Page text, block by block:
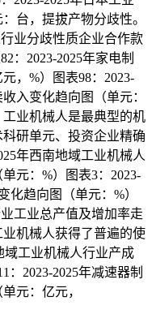
台，提拔产物分歧性。
业分歧性质企业合作款
：2023-2025年家电制
，%）图表98：2023-
入变化趋向图（单元：
业机械人是最典型的机
研单元、投资企业精确
年西南地域工业机械人
元：%）图表3：2023-
化趋向图（单元：%）
工业总产值及增加率走
机械人获得了普遍的使
域工业机械人行业产成
2023-2025年减速器制
元：亿元，